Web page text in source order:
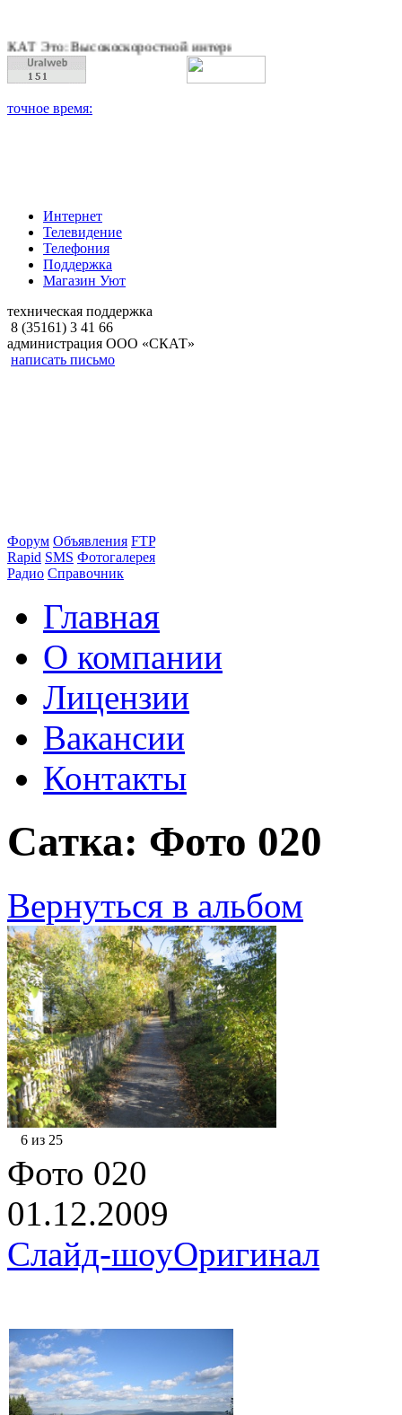
интернет, качественное цифровое и
Интернет
Телевидение
Телефония
Поддержка
Магазин Уют
техническая поддержка
8 (35161) 3 41 66
администрация ООО «СКАТ»
написать письмо
Форум Объявления FTP
Rapid SMS Фотогалерея
Радио Справочник
Главная
О компании
Лицензии
Вакансии
Контакты
Сатка: Фото 020
Вернуться в альбом
6 из 25
Фото 020
01.12.2009
Слайд-шоуОригинал